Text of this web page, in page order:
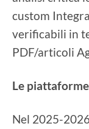
custom
verificabili in
PDF/articoli
Le
Nel 2025-